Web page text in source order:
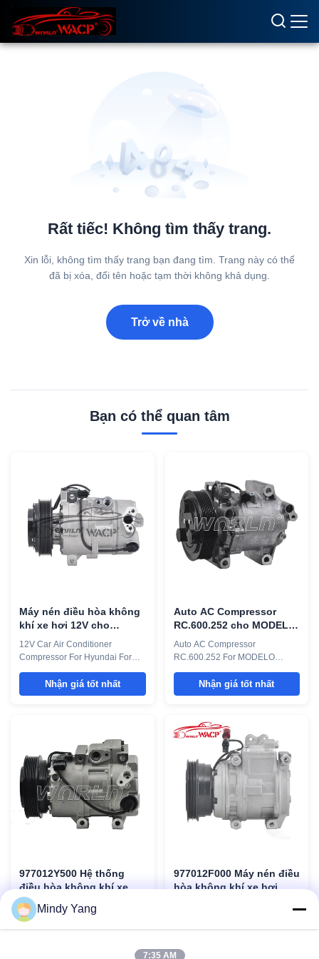
Rất tiếc! Không tìm thấy trang.
Xin lỗi, không tìm thấy trang bạn đang tìm. Trang này có thể
đã bị xóa, đổi tên hoặc tạm thời không khả dụng.
Trở về nhà
Bạn có thể quan tâm
Máy nén điều hòa không
khí xe hơi 12V cho
Hyundai Tucson Kia
Sportage 97701D3500
12V Car Air Conditioner
Compressor For Hyundai For
Tucson For Kia Sportage
WXHY138A Parameter: Model
Number WXHY138A Car Model
97701D3500 Compressor
Pictures Replacing an
automotive air conditioning
compressor ...
Nhận giá tốt nhất
Auto AC Compressor
RC.600.252 cho MODELO
NISSAN FRONTIER
MOTOR 2.8 WXNS022
Auto AC Compressor
RC.600.252 For MODELO
NISSAN FRONTIER MOTOR 2.8
WXNS022 Parameter : Model
Number WXNS022 Car Model
FRONTIER MOTOR 2.8 Type
CR14 7PK Warranty 1 year OE
No. RC.600.252 Product
pictures Here’s a concise
explanation of the common
causes of automotive A/C
compressor ...
Nhận giá tốt nhất
977012Y500 Hệ thống
điều hòa không khí xe
hơi Nén cho HYUNDAI
Tucson IX35 Kia KX7
Sorento WXHY074
977012Y500 Car Air
Conditioner System Compressor
For HYUNDAI Tucson IX35 For
977012F000 Máy nén điều
hòa không khí xe hơi
10PA15C 4PK For Kia Cerato
Mindy Yang
7:35 AM